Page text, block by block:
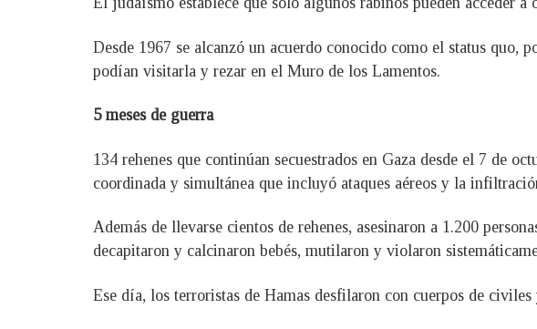
Desde 1967 se alcanzó un acuerdo conocido como el status quo,
podían visitarla y rezar en el Muro de los Lamentos.
5 meses de guerra
134 rehenes que continúan secuestrados en Gaza desde el 7 de
coordinada y simultánea que incluyó ataques aéreos y la
Además de llevarse cientos de rehenes, asesinaron a 1.200
decapitaron y calcinaron bebés, mutilaron y violaron
Ese día, los terroristas de Hamas desfilaron con cuerpos de